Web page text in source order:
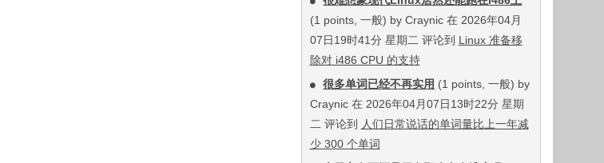
(1 points, 一般) by Craynic 在 2026年04月
07日19时41分 星期二 评论到 Linux 准备移
除对 i486 CPU 的支持
很多单词已经不再实用 (1 points, 一般) by
Craynic 在 2026年04月07日13时22分 星期
二 评论到
人们日常说话的单词量比上一年减
少 300 个单词